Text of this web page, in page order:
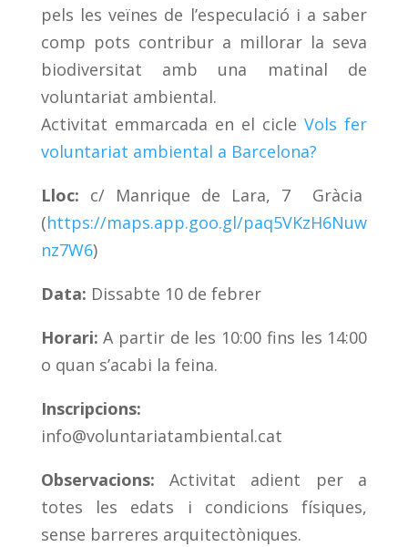
pels les veïnes de l’especulació i a saber
comp pots contribur a millorar la seva
biodiversitat amb una matinal de
voluntariat ambiental.
Activitat emmarcada en el cicleVols fer
voluntariat ambiental a Barcelona?
Lloc: c/ Manrique de Lara, 7 Gràcia
(https://maps.app.goo.gl/paq5VKzH6Nuw
nz7W6)
Data: Dissabte 10 de febrer
Horari: A partir de les 10:00 fins les 14:00
o quan s’acabi la feina.
Inscripcions:
info@voluntariatambiental.cat
Observacions: Activitat adient per a
totes les edats i condicions físiques,
sense barreres arquitectòniques.